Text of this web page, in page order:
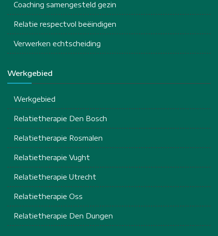
Coaching samengesteld gezin
Relatie respectvol beëindigen
Verwerken echtscheiding
Werkgebied
Werkgebied
Relatietherapie Den Bosch
Relatietherapie Rosmalen
Relatietherapie Vught
Relatietherapie Utrecht
Relatietherapie Oss
Relatietherapie Den Dungen